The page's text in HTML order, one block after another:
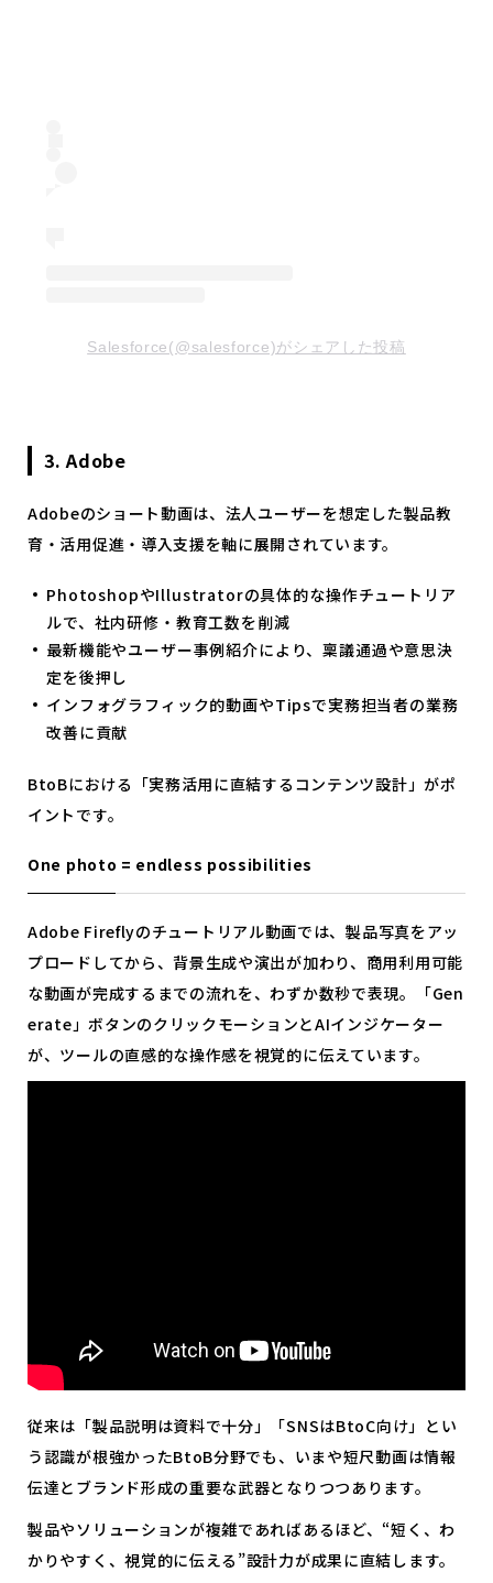
Salesforce(@salesforce)がシェアした投稿
3. Adobe
Adobeのショート動画は、法人ユーザーを想定した製品教
育・活用促進・導入支援を軸に展開されています。
PhotoshopやIllustratorの具体的な操作チュートリア
ルで、社内研修・教育工数を削減
最新機能やユーザー事例紹介により、稟議通過や意思決
定を後押し
インフォグラフィック的動画やTipsで実務担当者の業務
改善に貢献
BtoBにおける「実務活用に直結するコンテンツ設計」がポ
イントです。
One photo = endless possibilities
Adobe Fireflyのチュートリアル動画では、製品写真をアッ
プロードしてから、背景生成や演出が加わり、商用利用可能
な動画が完成するまでの流れを、わずか数秒で表現。「Gen
erate」ボタンのクリックモーションとAIインジケーター
が、ツールの直感的な操作感を視覚的に伝えています。
従来は「製品説明は資料で十分」「SNSはBtoC向け」とい
う認識が根強かったBtoB分野でも、いまや短尺動画は情報
伝達とブランド形成の重要な武器となりつつあります。
製品やソリューションが複雑であればあるほど、“短く、わ
かりやすく、視覚的に伝える”設計力が成果に直結します。